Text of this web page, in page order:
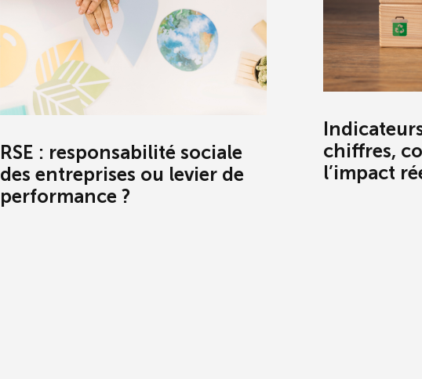
RSE : responsabilité sociale
des entreprises ou levier de
performance ?
chiffres,
l’impact